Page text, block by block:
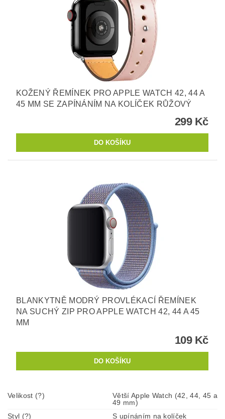
KOŽENÝ ŘEMÍNEK PRO APPLE WATCH 42, 44 A
45 MM SE ZAPÍNÁNÍM NA KOLÍČEK RŮŽOVÝ
299 Kč
BLANKYTNĚ MODRÝ PROVLÉKACÍ ŘEMÍNEK
NA SUCHÝ ZIP PRO APPLE WATCH 42, 44 A 45
MM
109 Kč
Velikost (?)
Větší Apple Watch (42, 44, 45 a
49 mm)
Styl (?)
S upínáním na kolíček